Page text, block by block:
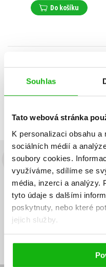
Souhlas
Tato webová stránka
K personalizaci obsahu
sociálních médií a
soubory cookies.
využíváme, sdílíme se
média, inzerci a analýzy.
tyto údaje s dalšími
poskytnuty, nebo které
jejich služby.
Do košíku
Budete to vědět
Zajímá Vás, jaký knižní hit
sleva, jaká běží soutěž o ceny?
mailových novineksouhlasíte
Vaše e-
mailová
Vaše e-
mailová
Vaše e-mailová adresa